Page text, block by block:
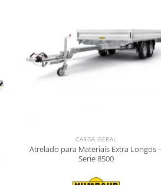
CARGA GERAL
Atrelado para Materiais Extra Longos –
Serie 8500